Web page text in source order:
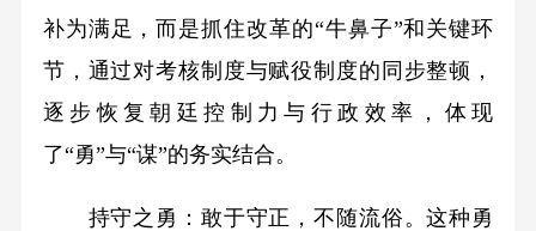
补为满足，而是抓住改革的“牛鼻子”和关键环
节，通过对考核制度与赋役制度的同步整顿，
逐步恢复朝廷控制力与行政效率，体现
了“勇”与“谋”的务实结合。
持守之勇：敢于守正，不随流俗。这种勇